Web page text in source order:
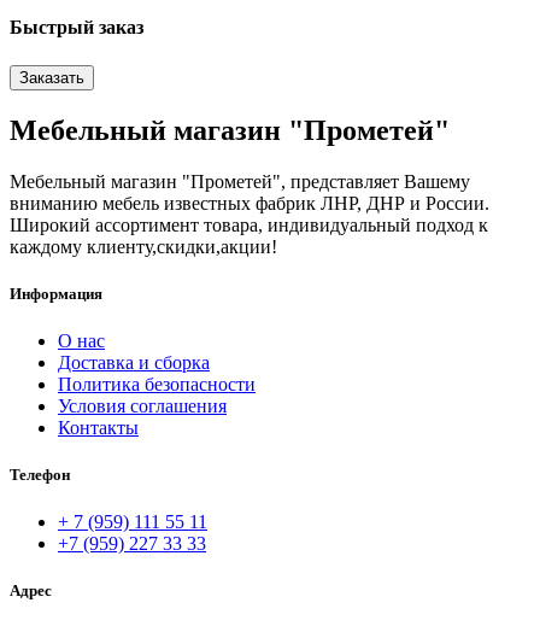
Быстрый заказ
Заказать
Мебельный магазин "Прометей"
Мебельный магазин "Прометей", представляет Вашему
вниманию мебель известных фабрик ЛНР, ДНР и России.
Широкий ассортимент товара, индивидуальный подход к
каждому клиенту,скидки,акции!
Информация
О нас
Доставка и сборка
Политика безопасности
Условия соглашения
Контакты
Телефон
+ 7 (959) 111 55 11
+7 (959) 227 33 33
Адрес